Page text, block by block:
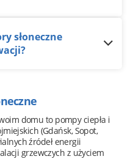
domu to pompy ciepła i
(Gdańsk, Sopot,
źródeł energii
grzewczych z użyciem